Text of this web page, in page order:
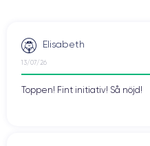
Elisabeth
13/07/26
Toppen! Fint initiativ! Så nöjd!